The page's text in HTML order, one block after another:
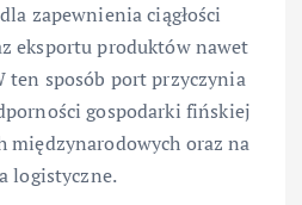
zapewnienia ciągłości
eksportu produktów nawet
ten sposób port przyczynia
gospodarki fińskiej
międzynarodowych oraz na
logistyczne.